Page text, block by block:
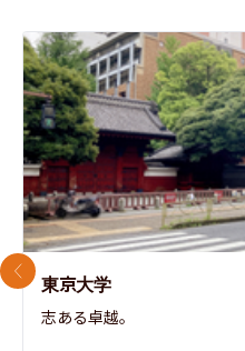
東京大学
志ある卓越。
前のスライド